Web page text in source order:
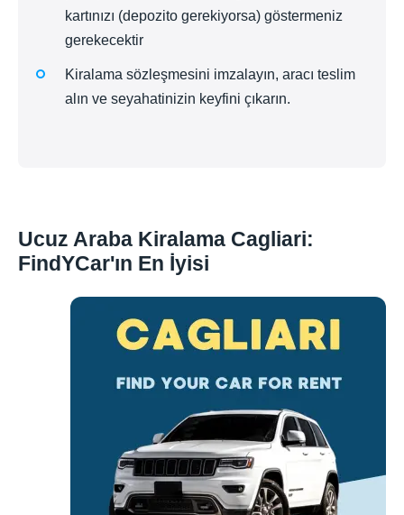
kartınızı (depozito gerekiyorsa) göstermeniz
gerekecektir
Kiralama sözleşmesini imzalayın, aracı teslim
alın ve seyahatinizin keyfini çıkarın.
Ucuz Araba Kiralama Cagliari:
FindYCar'ın En İyisi